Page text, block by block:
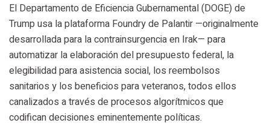
El Departamento de Eficiencia Gubernamental (DOGE) de
Trump usa la plataforma Foundry de Palantir —originalmente
desarrollada para la contrainsurgencia en Irak— para
automatizar la elaboración del presupuesto federal, la
elegibilidad para asistencia social, los reembolsos
sanitarios y los beneficios para veteranos, todos ellos
canalizados a través de procesos algorítmicos que
codifican decisiones eminentemente políticas.